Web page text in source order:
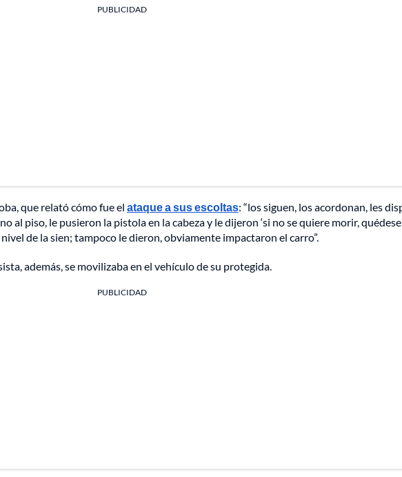
PUBLICIDAD
que relató cómo fue el ataque a sus escoltas: “los siguen, los acordonan, les
al piso, le pusieron la pistola en la cabeza y le dijeron ‘si no se quiere morir, quédese
de la sien; tampoco le dieron, obviamente impactaron el carro”.
además, se movilizaba en el vehículo de su protegida.
PUBLICIDAD